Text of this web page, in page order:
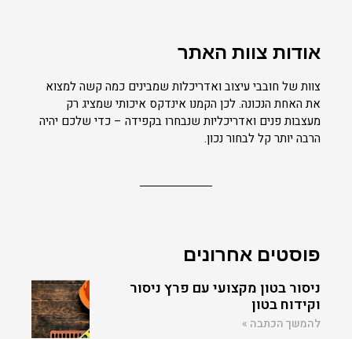
אודות צוות האתר
צוות של חובבי עיצוב ואדריכלות שמבינים כמה קשה למצוא
את האחת הנכונה. לכן הקמנו אינדקס איכותי שמציג רק
מעצבות פנים ואדריכליות שנבחרו בקפידה – כדי שלכם יהיה
הרבה יותר קל לבחור נכון.
פוסטים אחרונים
ניסור בטון מקצועי עם פרץ ניסור
וקידוח בטון
להמשך הכתבה »